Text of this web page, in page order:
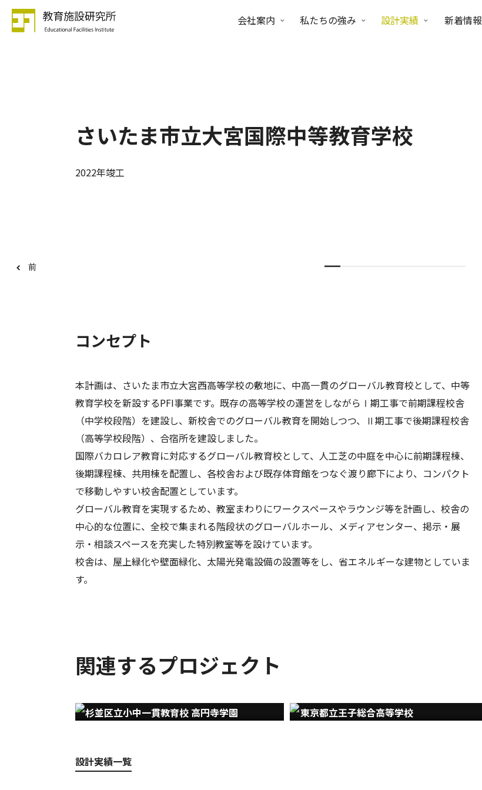
会社案内 私たちの強み 設計実績 新着情報
さいたま市立大宮国際中等教育学校
2022年竣工
前
コンセプト
本計画は、さいたま市立大宮西高等学校の敷地に、中高一貫のグローバル教育校として、中等
教育学校を新設するPFI事業です。既存の高等学校の運営をしながらⅠ期工事で前期課程校舎
（中学校段階）を建設し、新校舎でのグローバル教育を開始しつつ、Ⅱ期工事で後期課程校舎
（高等学校段階）、合宿所を建設しました。
国際バカロレア教育に対応するグローバル教育校として、人工芝の中庭を中心に前期課程棟、
後期課程棟、共用棟を配置し、各校舎および既存体育館をつなぐ渡り廊下により、コンパクト
で移動しやすい校舎配置としています。
グローバル教育を実現するため、教室まわりにワークスペースやラウンジ等を計画し、校舎の
中心的な位置に、全校で集まれる階段状のグローバルホール、メディアセンター、掲示・展
示・相談スペースを充実した特別教室等を設けています。
校舎は、屋上緑化や壁面緑化、太陽光発電設備の設置等をし、省エネルギーな建物としていま
す。
関連するプロジェクト
杉並区立小中一貫教育校 高円寺学園 東京都立王子総合高等学校
設計実績一覧